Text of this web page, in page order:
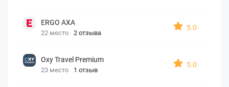
ERGO AXA
22 место 2 отзыва
5.0
Oxy Travel Premium
23 место 1 отзыв
5.0